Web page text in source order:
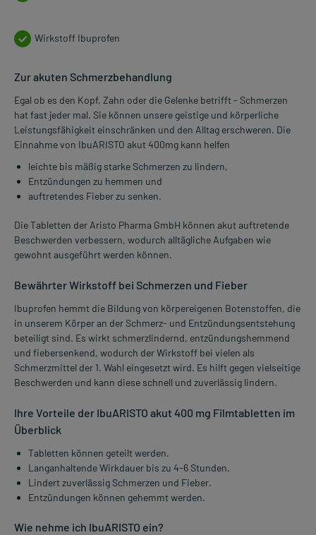
Wirkstoff Ibuprofen
Zur akuten Schmerzbehandlung
Egal ob es den Kopf, Zahn oder die Gelenke betrifft - Schmerzen
hat fast jeder mal. Sie können unsere geistige und körperliche
Leistungsfähigkeit einschränken und den Alltag erschweren. Die
Einnahme von IbuARISTO akut 400mg kann helfen
leichte bis mäßig starke Schmerzen zu lindern,
Entzündungen zu hemmen und
auftretendes Fieber zu senken.
Die Tabletten der Aristo Pharma GmbH können akut auftretende
Beschwerden verbessern, wodurch alltägliche Aufgaben wie
gewohnt ausgeführt werden können.
Bewährter Wirkstoff bei Schmerzen und Fieber
Ibuprofen hemmt die Bildung von körpereigenen Botenstoffen, die
in unserem Körper an der Schmerz- und Entzündungsentstehung
beteiligt sind. Es wirkt schmerzlindernd, entzündungshemmend
und fiebersenkend, wodurch der Wirkstoff bei vielen als
Schmerzmittel der 1. Wahl eingesetzt wird. Es hilft gegen vielseitige
Beschwerden und kann diese schnell und zuverlässig lindern.
Ihre Vorteile der IbuARISTO akut 400 mg Filmtabletten im
Überblick
Tabletten können geteilt werden.
Langanhaltende Wirkdauer bis zu 4-6 Stunden.
Lindert zuverlässig Schmerzen und Fieber.
Entzündungen können gehemmt werden.
Wie nehme ich IbuARISTO ein?